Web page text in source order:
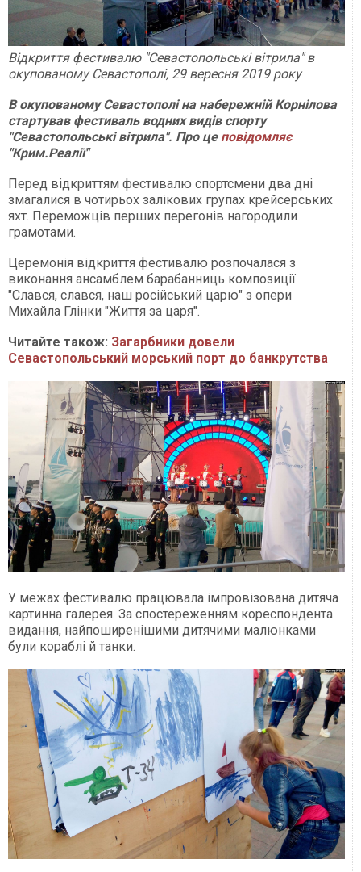
Відкриття фестивалю "Севастопольські вітрила" в
окупованому Севастополі, 29 вересня 2019 року
В окупованому Севастополі на набережній Корнілова
стартував фестиваль водних видів спорту
"Севастопольські вітрила". Про це повідомляє
"Крим.Реалії"
Перед відкриттям фестивалю спортсмени два дні
змагалися в чотирьох залікових групах крейсерських
яхт. Переможців перших перегонів нагородили
грамотами.
Церемонія відкриття фестивалю розпочалася з
виконання ансамблем барабанниць композиції
"Слався, слався, наш російський царю" з опери
Михайла Глінки "Життя за царя".
Читайте також: Загарбники довели
Севастопольський морський порт до банкрутства
У межах фестивалю працювала імпровізована дитяча
картинна галерея. За спостереженням кореспондента
видання, найпоширенішими дитячими малюнками
були кораблі й танки.